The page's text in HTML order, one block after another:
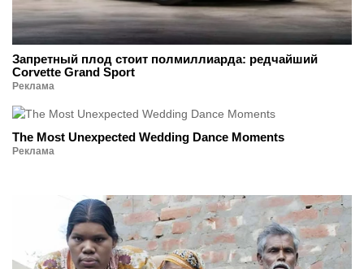
Запретный плод стоит полмиллиарда: редчайший
Corvette Grand Sport
Реклама
The Most Unexpected Wedding Dance Moments
Реклама